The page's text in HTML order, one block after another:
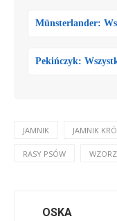
Münsterlander:
Pekińczyk:
JAMNIK JAMNIK
RASY PSÓW
OSKA